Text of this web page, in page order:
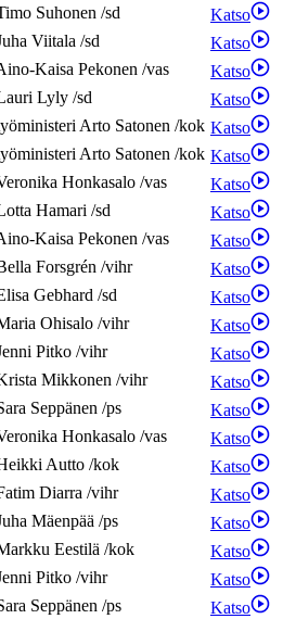
Suhonen /sd
Katso
Viitala /sd
Katso
Kaisa Pekonen /vas
Katso
Lyly /sd
Katso
Arto Satonen /kok Katso
Arto Satonen /kok Katso
Honkasalo /vas
Katso
Hamari /sd
Katso
Kaisa Pekonen /vas
Katso
Forsgrén /vihr
Katso
Gebhard /sd
Katso
Ohisalo /vihr
Katso
Pitko /vihr
Katso
Mikkonen /vihr
Katso
Seppänen /ps
Katso
Honkasalo /vas
Katso
Autto /kok
Katso
Diarra /vihr
Katso
Mäenpää /ps
Katso
Eestilä /kok
Katso
Pitko /vihr
Katso
Seppänen /ps Katso